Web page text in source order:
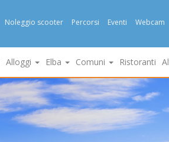
Noleggio scooter Percorsi Eventi Webcam
Alloggi Elba Comuni Ristoranti